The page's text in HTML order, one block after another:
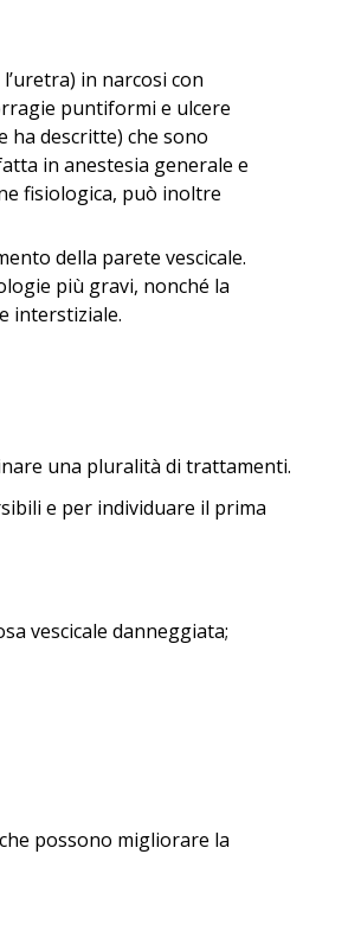
in narcosi con
puntiformi e ulcere
ha descritte) che sono
in anestesia generale e
fisiologica, può inoltre
della parete vescicale.
più gravi, nonché la
interstiziale.
una pluralità di trattamenti.
e per individuare il prima
vescicale danneggiata;
possono migliorare la